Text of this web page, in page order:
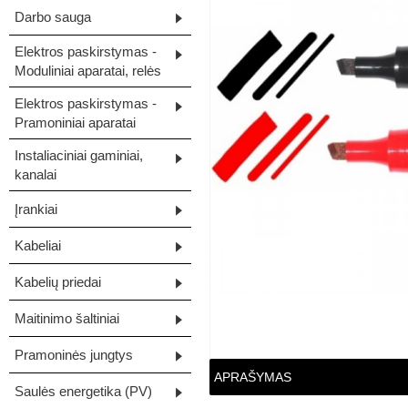
Darbo sauga
Elektros paskirstymas -
Moduliniai aparatai, relės
Elektros paskirstymas -
Pramoniniai aparatai
Instaliaciniai gaminiai,
kanalai
Įrankiai
Kabeliai
Kabelių priedai
Maitinimo šaltiniai
Pramoninės jungtys
Saulės energetika (PV)
APRAŠYMAS